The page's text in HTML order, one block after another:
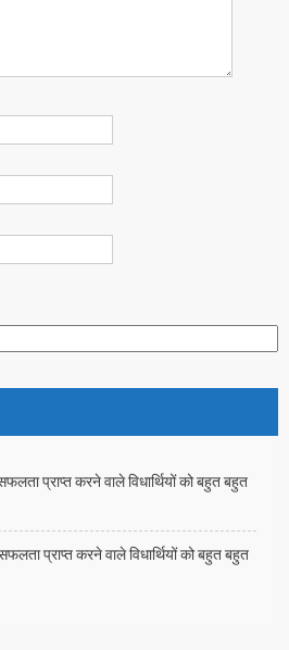
प्राप्त करने वाले विधार्थियों को बहुत बहुत
प्राप्त करने वाले विधार्थियों को बहुत बहुत